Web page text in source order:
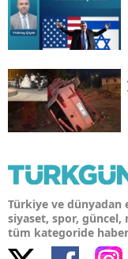
Türkiye ve dünyadan
siyaset, spor,
tüm kategoride